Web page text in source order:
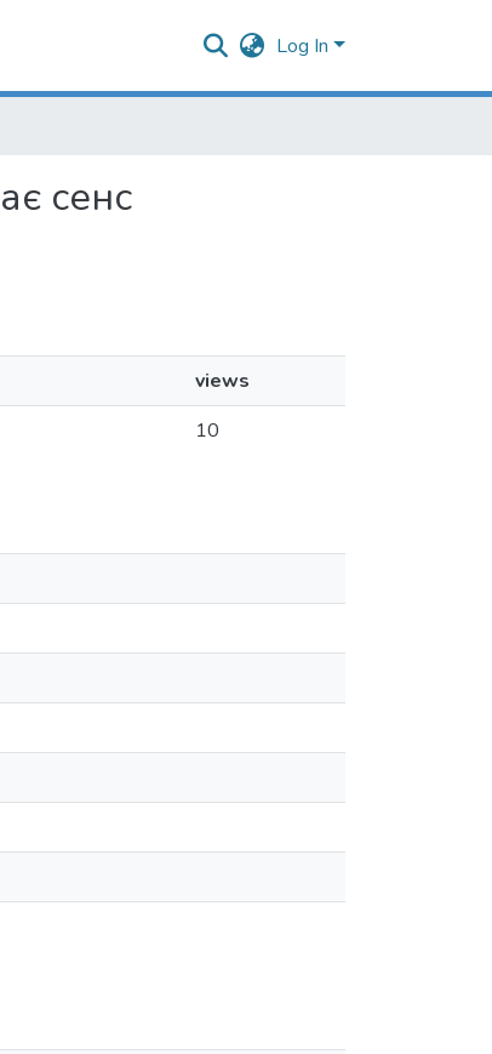
Log In
сенс
views
10